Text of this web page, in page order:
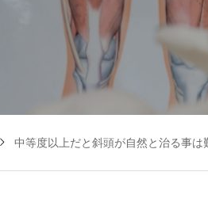
中等度以上だと斜頭が自然と治る事は